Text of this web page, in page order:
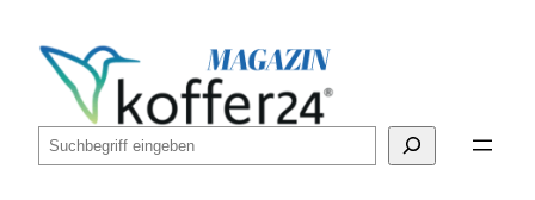
Inhalt
springen
Suchen